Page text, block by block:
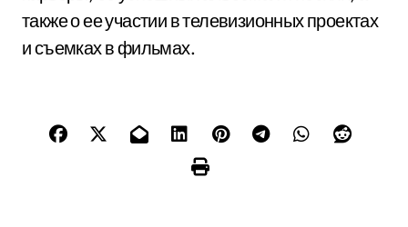
также о ее участии в телевизионных проектах
и съемках в фильмах.